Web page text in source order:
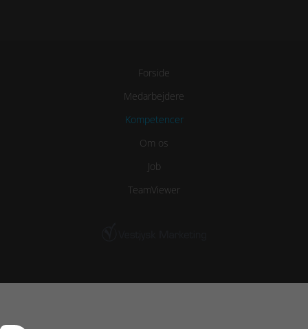
Forside
Medarbejdere
Kompetencer
Om os
Job
TeamViewer